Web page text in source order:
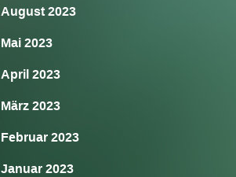
August 2023
Mai 2023
April 2023
März 2023
Februar 2023
Januar 2023